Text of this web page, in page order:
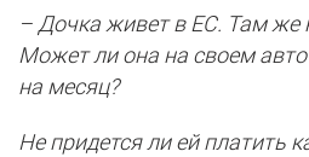
– Дочка живет в ЕС. Там же
Может ли она на своем
на месяц?
Не придется ли ей платить